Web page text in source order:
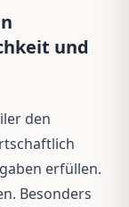
und
den
erfüllen.
Besonders